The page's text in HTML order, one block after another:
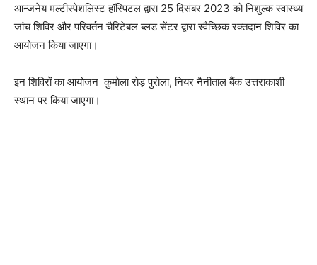
आन्जनेय मल्टीस्पेशलिस्ट हॉस्पिटल द्वारा 25 दिसंबर 2023 को निशुल्क स्वास्थ्य
जांच शिविर और परिवर्तन चैरिटेबल ब्लड सेंटर द्वारा स्वैच्छिक रक्तदान शिविर का
आयोजन किया जाएगा।
इन शिविरों का आयोजन कुमोला रोड़ पुरोला, नियर नैनीताल बैंक उत्तराकाशी
स्थान पर किया जाएगा।